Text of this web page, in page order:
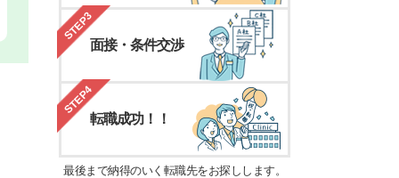
STEP3
面接・条件交渉
STEP4
転職成功！！
最後まで納得のいく転職先をお探しします。